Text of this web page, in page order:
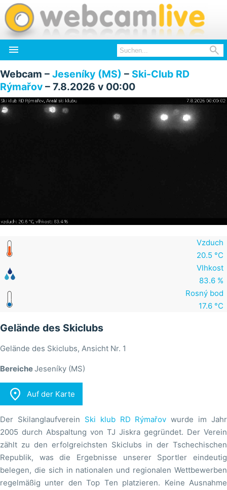
 
Webcam – Jeseníky (MS) – Ski-Club RD
Rýmařov – 7.8.2026 v 00:00
Vzduch
20.5 °C
Vlhkost
83.6 %
Rosný bod
17.6 °C
Gelände des Skiclubs
Gelände des Skiclubs, Ansicht Nr. 1
BereicheJeseníky (MS)
 Auf der Karte
Der Skilanglaufverein Ski klub RD Rýmařov wurde im Jahr
2005 durch Abspaltung von TJ Jiskra gegründet. Der Verein
zählt zu den erfolgreichsten Skiclubs in der Tschechischen
Republik, was die Ergebnisse unserer Sportler eindeutig
belegen, die sich in nationalen und regionalen Wettbewerben
regelmäßig unter den Top Ten platzieren. Keine Ausnahme